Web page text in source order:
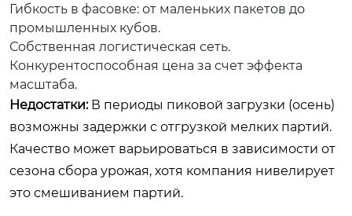
Гибкость в фасовке: от маленьких пакетов до
промышленных кубов.
Собственная логистическая сеть.
Конкурентоспособная цена за счет эффекта
масштаба.
Недостатки:В периоды пиковой загрузки (осень)
возможны задержки с отгрузкой мелких партий.
Качество может варьироваться в зависимости от
сезона сбора урожая, хотя компания нивелирует
это смешиванием партий.